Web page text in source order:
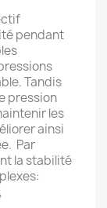
pendant
Tandis
pression
les
ainsi
Par
la stabilité